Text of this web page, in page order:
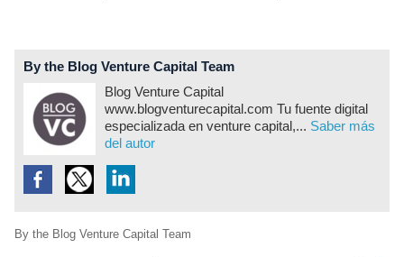
By the Blog Venture Capital Team
Blog Venture Capital
www.blogventurecapital.com Tu fuente digital
especializada en venture capital,... Saber más
del autor
By the Blog Venture Capital Team